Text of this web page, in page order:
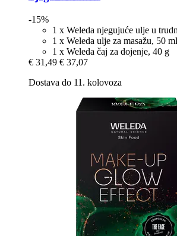
-15%
1 x Weleda njegujuće ulje u
1 x Weleda ulje za masažu, 50 ml
1 x Weleda čaj za dojenje, 40 g
€ 31,49 € 37,07
Dostava do 11. kolovoza